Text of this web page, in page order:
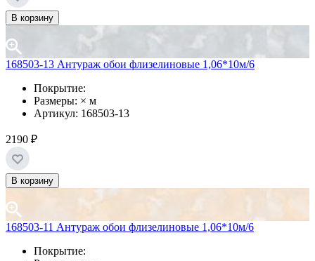
В корзину
168503-13 Антураж обои флизелиновые 1,06*10м/6
Покрытие:
Размеры: × м
Артикул: 168503-13
2190 ₽
В корзину
168503-11 Антураж обои флизелиновые 1,06*10м/6
Покрытие: